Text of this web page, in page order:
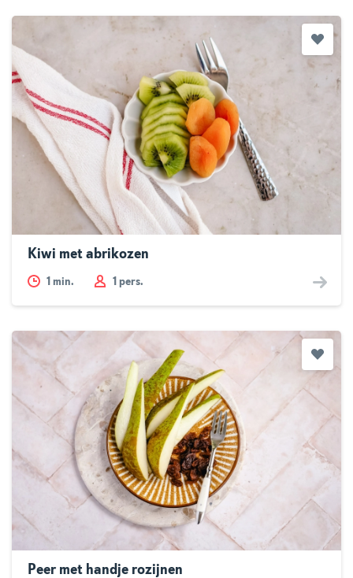
Kiwi met abrikozen
1 min. 1 pers.
Peer met handje rozijnen